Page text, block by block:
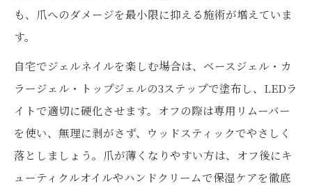
も、爪へのダメージを最小限に抑える施術が増えていま
す。
自宅でジェルネイルを楽しむ場合は、ベースジェル・カ
ラージェル・トップジェルの3ステップで塗布し、LEDラ
イトで適切に硬化させます。オフの際は専用リムーバー
を使い、無理に剥がさず、ウッドスティックでやさしく
落としましょう。爪が薄くなりやすい方は、オフ後にキ
ューティクルオイルやハンドクリームで保湿ケアを徹底